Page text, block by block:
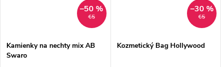
€5
–50 %
Kamienky na nechty mix AB
Swaro
€5
–30 %
Kozmetický Bag Hollywood